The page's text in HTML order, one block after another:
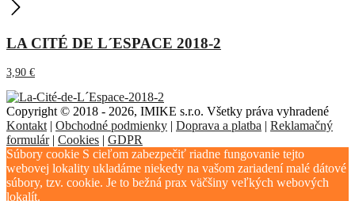
LA CITÉ DE L´ESPACE 2018-2
3,90 €
Copyright © 2018 - 2026, IMIKE s.r.o. Všetky práva vyhradené
Kontakt | Obchodné podmienky | Doprava a platba | Reklamačný
formulár| Cookies | GDPR
Súbory cookie S cieľom zabezpečiť riadne fungovanie tejto
webovej lokality ukladáme niekedy na vašom zariadení malé dátové
súbory, tzv. cookie. Je to bežná prax väčšiny veľkých webových
lokalít.